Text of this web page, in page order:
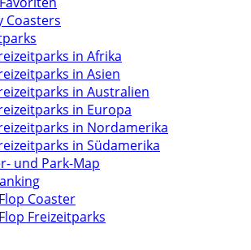
Coasters
in Afrika
in Asien
in Australien
in Europa
in Nordamerika
in Südamerika
und Park-Map
Coaster
Freizeitparks